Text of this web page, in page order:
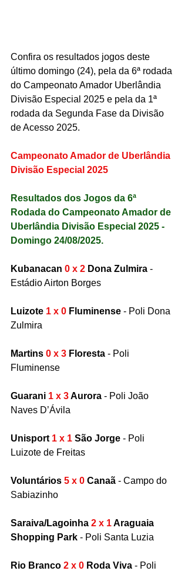
Confira os resultados jogos deste
último domingo (24), pela da 6ª rodada
do Campeonato Amador Uberlândia
Divisão Especial 2025 e pela da 1ª
rodada da Segunda Fase da Divisão
de Acesso 2025.
Campeonato Amador de Uberlândia
Divisão Especial 2025
Resultados dos Jogos da 6ª
Rodada do Campeonato Amador de
Uberlândia Divisão Especial 2025 -
Domingo 24/08/2025.
Kubanacan 0 x 2 Dona Zulmira -
Estádio Airton Borges
Luizote 1 x 0 Fluminense - Poli Dona
Zulmira
Martins 0 x 3 Floresta - Poli
Fluminense
Guarani 1 x 3 Aurora - Poli João
Naves D’Ávila
Unisport 1 x 1 São Jorge - Poli
Luizote de Freitas
Voluntários 5 x 0 Canaã - Campo do
Sabiazinho
Saraiva/Lagoinha 2 x 1 Araguaia
Shopping Park - Poli Santa Luzia
Rio Branco 2 x 0 Roda Viva - Poli